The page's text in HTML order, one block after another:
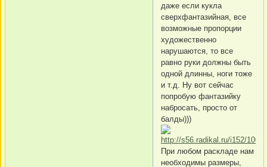
даже если кукла
сверхфантазийная, все
возможные пропорции
художественно
нарушаются, то все
равно руки должны быть
одной длинны, ноги тоже
и т.д. Ну вот сейчас
попробую фантазийку
набросать, просто от
балды)))
При любом раскладе нам
необходимы размеры,